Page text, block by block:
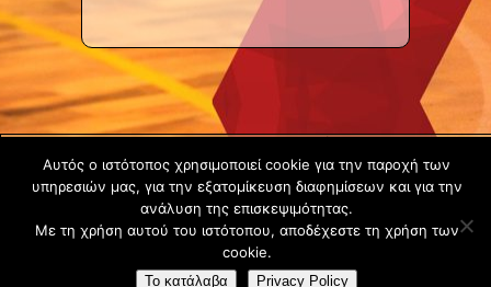
Copyright ©
2020 -
Gsperamatosermis.gr
All rights
reserved. -Όροι
Αυτός ο ιστότοπος χρησιμοποιεί cookie για την παροχή των
υπηρεσιών μας, για την εξατομίκευση διαφημίσεων και για την
ανάλυση της επισκεψιμότητας.
Με τη χρήση αυτού του ιστότοπου, αποδέχεστε τη χρήση των
cookie.
Το κατάλαβα Privacy Policy